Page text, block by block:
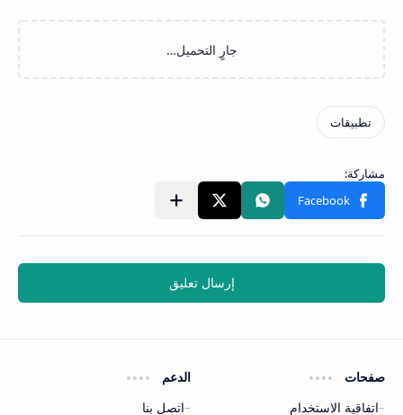
إرسال تعليق
صفحات
اتفاقية الاستخدام
الدعم
اتصل بنا